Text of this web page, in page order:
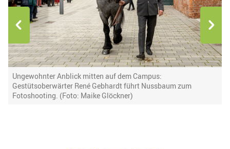
Ungewohnter Anblick mitten auf dem Campus:
Gestütsoberwärter René Gebhardt führt Nussbaum zum
Fotoshooting. (Foto: Maike Glöckner)